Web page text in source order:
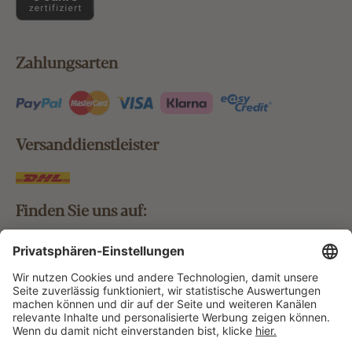
Zahlungsarten
Versanddienstleister
Finden Sie uns auf:
Bestellung widerrufen
Vertrag widerrufen